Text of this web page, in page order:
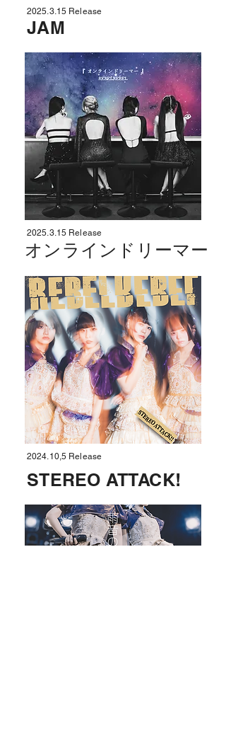
2025.3.15 Release
JAM
2025.3.15 Release
オンラインドリーマー
2024.10,5 Release
STEREO ATTACK!